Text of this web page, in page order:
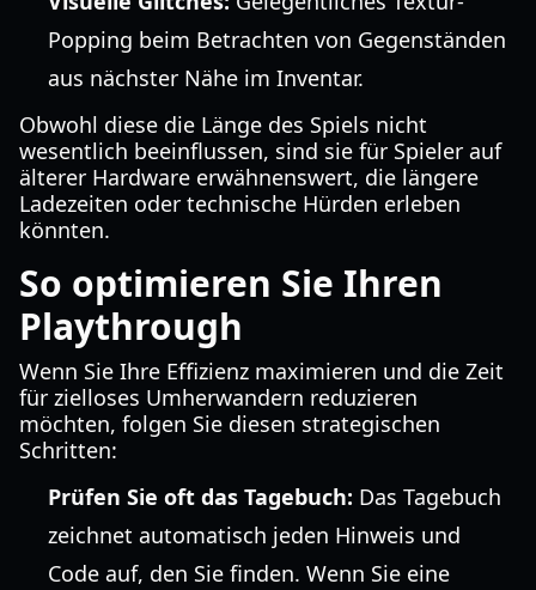
Popping beim Betrachten von Gegenständen
aus nächster Nähe im Inventar.
Obwohl diese die Länge des Spiels nicht
wesentlich beeinflussen, sind sie für Spieler auf
älterer Hardware erwähnenswert, die längere
Ladezeiten oder technische Hürden erleben
könnten.
So optimieren Sie Ihren
Playthrough
Wenn Sie Ihre Effizienz maximieren und die Zeit
für zielloses Umherwandern reduzieren
möchten, folgen Sie diesen strategischen
Schritten:
Prüfen Sie oft das Tagebuch: Das Tagebuch
zeichnet automatisch jeden Hinweis und
Code auf, den Sie finden. Wenn Sie eine